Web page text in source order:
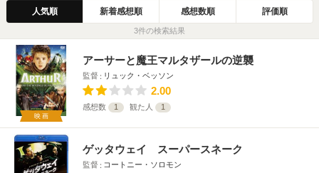
人気順 新着感想順 感想数順 評価順
3件の検索結果
映画
アーサーと魔王マルタザールの逆襲
監督 リュック・ベッソン
2.00
感想数 1 観た人 1
ゲッタウェイ スーパースネーク
監督 コートニー・ソロモン